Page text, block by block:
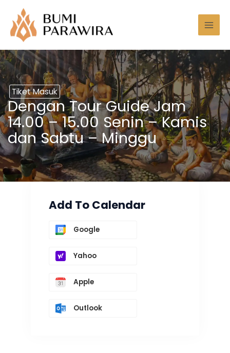
konten
Tiket Masuk
Dengan Tour Guide Jam
14.00 – 15.00 Senin – Kamis
dan Sabtu – Minggu
Add To Calendar
Google
Yahoo
Apple
Outlook